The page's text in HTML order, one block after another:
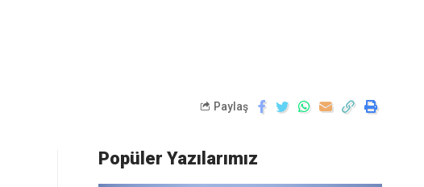
Paylaş
Popüler Yazılarımız